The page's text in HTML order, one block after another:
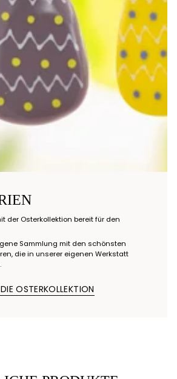
der Osterkollektion bereit für den
Sammlung mit den schönsten
die in unserer eigenen Werkstatt
OSTERKOLLEKTION